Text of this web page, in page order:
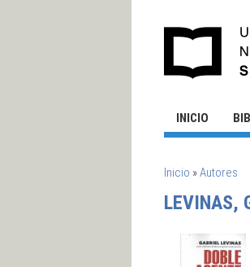
INICIO
SE ENCUENTRA
Inicio »Autores
LEVINAS,